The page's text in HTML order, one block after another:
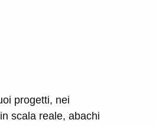
progetti, nei
scala reale, abachi